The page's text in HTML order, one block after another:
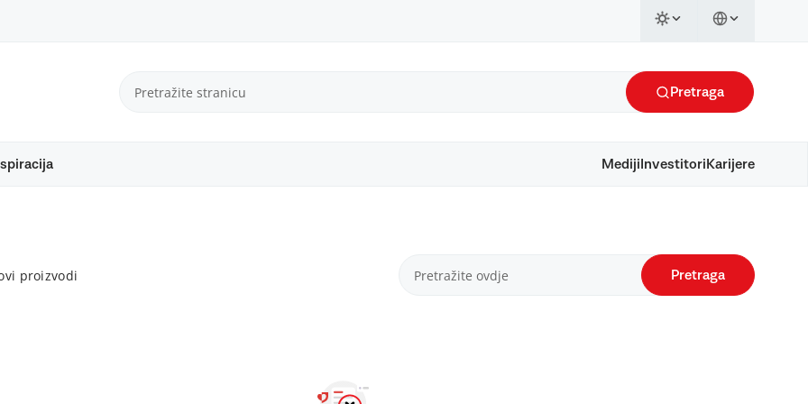
Pretraga
Mediji Investitori Karijere
proizvodi Pretraga